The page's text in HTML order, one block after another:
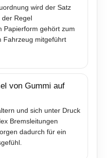
wird der Satz
der Regel
Papierform gehört zum
Fahrzeug mitgeführt
von Gummi auf
und sich unter Druck
Bremsleitungen
dadurch für ein